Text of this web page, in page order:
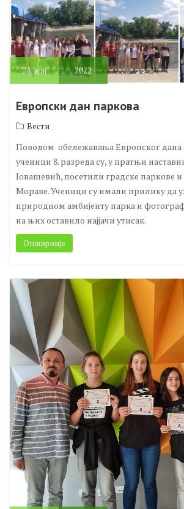
24.мај 2022
Европски дан паркова
Вести
Поводом обележавања Европског дана
ученици 8. разреда су, у пратњи
Јовашевић, посетили градске паркове
Мораве. Ученици су имали прилику да
природном амбијенту парка и
на њих оставило најјачи утисак.
Опширније